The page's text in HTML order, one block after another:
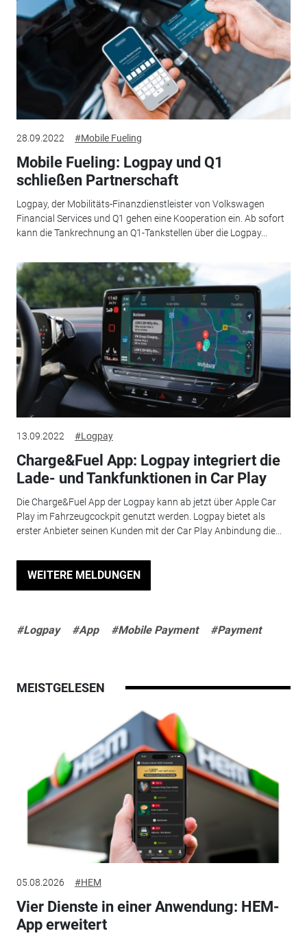
28.09.2022 #Mobile Fueling
Mobile Fueling: Logpay und Q1
schließen Partnerschaft
Logpay, der Mobilitäts-Finanzdienstleister von Volkswagen
Financial Services und Q1 gehen eine Kooperation ein. Ab sofort
kann die Tankrechnung an Q1-Tankstellen über die Logpay...
13.09.2022 #Logpay
Charge&Fuel App: Logpay integriert die
Lade- und Tankfunktionen in Car Play
Die Charge&Fuel App der Logpay kann ab jetzt über Apple Car
Play im Fahrzeugcockpit genutzt werden. Logpay bietet als
erster Anbieter seinen Kunden mit der Car Play Anbindung die...
WEITERE MELDUNGEN
#Logpay #App #Mobile Payment #Payment
MEISTGELESEN
05.08.2026 #HEM
Vier Dienste in einer Anwendung: HEM-
App erweitert